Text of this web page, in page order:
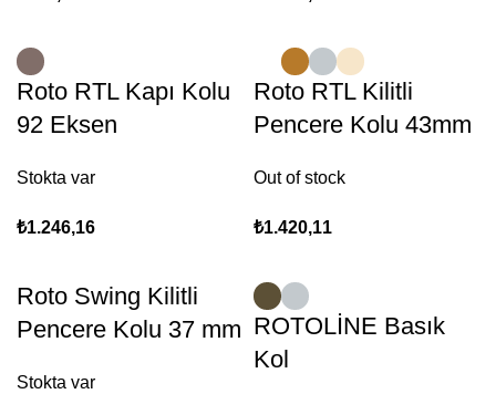
Roto RTL Kapı Kolu
92 Eksen
Stokta var
₺1.246,16
Roto RTL Kilitli
Pencere Kolu 43mm
Out of stock
₺1.420,11
Roto Swing Kilitli
Pencere Kolu 37 mm
Stokta var
ROTOLİNE Basık
Kol